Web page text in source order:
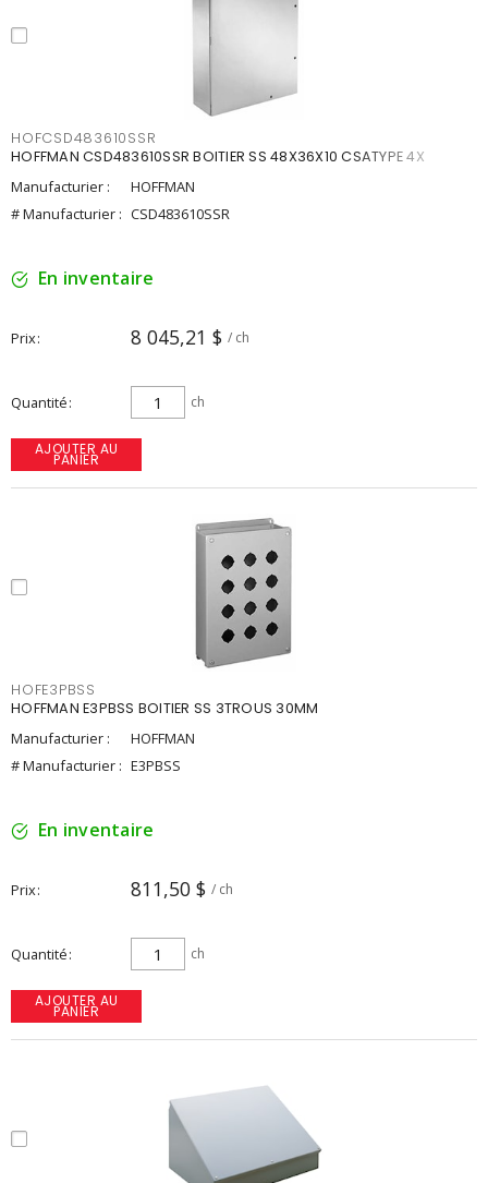
HOFCSD483610SSR
HOFFMAN CSD483610SSR BOITIER SS 48X36X10 CSATYPE 4X
Manufacturier :
HOFFMAN
# Manufacturier : CSD483610SSR
En inventaire
Prix 8 045,21 $ / ch
Quantité ch
AJOUTER AU
PANIER
HOFE3PBSS
HOFFMAN E3PBSS BOITIER SS 3TROUS 30MM
Manufacturier :
HOFFMAN
# Manufacturier : E3PBSS
En inventaire
Prix 811,50 $ / ch
Quantité ch
AJOUTER AU
PANIER